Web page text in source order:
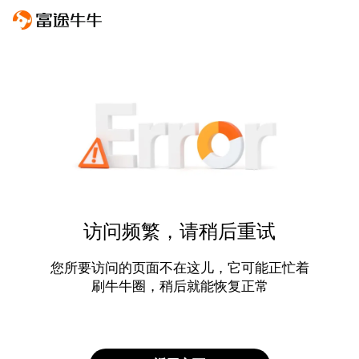
访问频繁，请稍后重试
您所要访问的页面不在这儿，它可能正忙着
刷牛牛圈，稍后就能恢复正常